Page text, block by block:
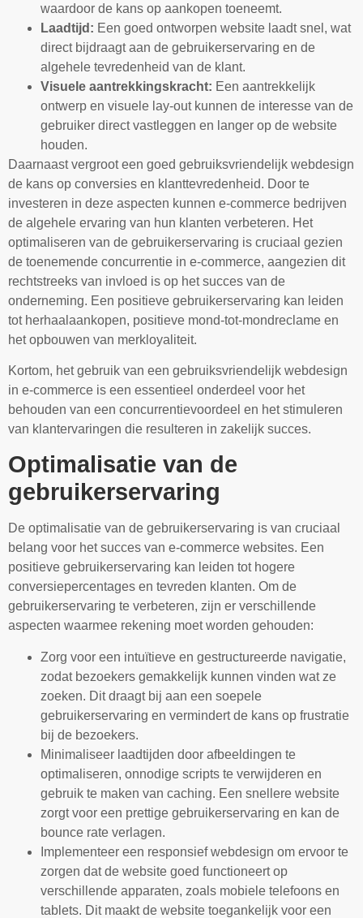
waardoor de kans op aankopen toeneemt.
Laadtijd: Een goed ontworpen website laadt snel, wat
direct bijdraagt aan de gebruikerservaring en de
algehele tevredenheid van de klant.
Visuele aantrekkingskracht: Een aantrekkelijk
ontwerp en visuele lay-out kunnen de interesse van de
gebruiker direct vastleggen en langer op de website
houden.
Daarnaast vergroot een goed gebruiksvriendelijk webdesign
de kans op conversies en klanttevredenheid. Door te
investeren in deze aspecten kunnen e-commerce bedrijven
de algehele ervaring van hun klanten verbeteren. Het
optimaliseren van de gebruikerservaring is cruciaal gezien
de toenemende concurrentie in e-commerce, aangezien dit
rechtstreeks van invloed is op het succes van de
onderneming. Een positieve gebruikerservaring kan leiden
tot herhaalaankopen, positieve mond-tot-mondreclame en
het opbouwen van merkloyaliteit.
Kortom, het gebruik van een gebruiksvriendelijk webdesign
in e-commerce is een essentieel onderdeel voor het
behouden van een concurrentievoordeel en het stimuleren
van klantervaringen die resulteren in zakelijk succes.
Optimalisatie van de
gebruikerservaring
De optimalisatie van de gebruikerservaring is van cruciaal
belang voor het succes van e-commerce websites. Een
positieve gebruikerservaring kan leiden tot hogere
conversiepercentages en tevreden klanten. Om de
gebruikerservaring te verbeteren, zijn er verschillende
aspecten waarmee rekening moet worden gehouden:
Zorg voor een intuïtieve en gestructureerde navigatie,
zodat bezoekers gemakkelijk kunnen vinden wat ze
zoeken. Dit draagt bij aan een soepele
gebruikerservaring en vermindert de kans op frustratie
bij de bezoekers.
Minimaliseer laadtijden door afbeeldingen te
optimaliseren, onnodige scripts te verwijderen en
gebruik te maken van caching. Een snellere website
zorgt voor een prettige gebruikerservaring en kan de
bounce rate verlagen.
Implementeer een responsief webdesign om ervoor te
zorgen dat de website goed functioneert op
verschillende apparaten, zoals mobiele telefoons en
tablets. Dit maakt de website toegankelijk voor een